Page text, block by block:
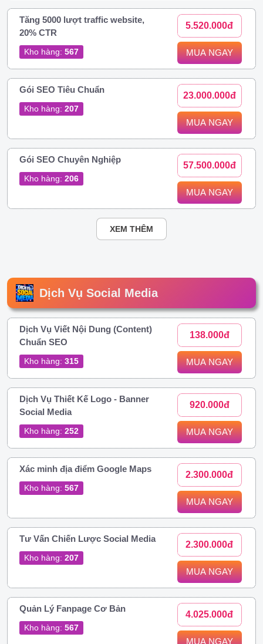
Tăng 5000 lượt traffic website,
20% CTR
Kho hàng: 567
5.520.000đ
MUA NGAY
Gói SEO Tiêu Chuẩn
Kho hàng: 207
23.000.000đ
MUA NGAY
Gói SEO Chuyên Nghiệp
Kho hàng: 206
57.500.000đ
MUA NGAY
XEM THÊM
Dịch Vụ Social Media
Dịch Vụ Viết Nội Dung (Content)
Chuẩn SEO
Kho hàng: 315
138.000đ
MUA NGAY
Dịch Vụ Thiết Kế Logo - Banner
Social Media
Kho hàng: 252
920.000đ
MUA NGAY
Xác minh địa điểm Google Maps
Kho hàng: 567
2.300.000đ
MUA NGAY
Tư Vấn Chiến Lược Social Media
Kho hàng: 207
2.300.000đ
MUA NGAY
Quản Lý Fanpage Cơ Bản
Kho hàng: 567
4.025.000đ
MUA NGAY